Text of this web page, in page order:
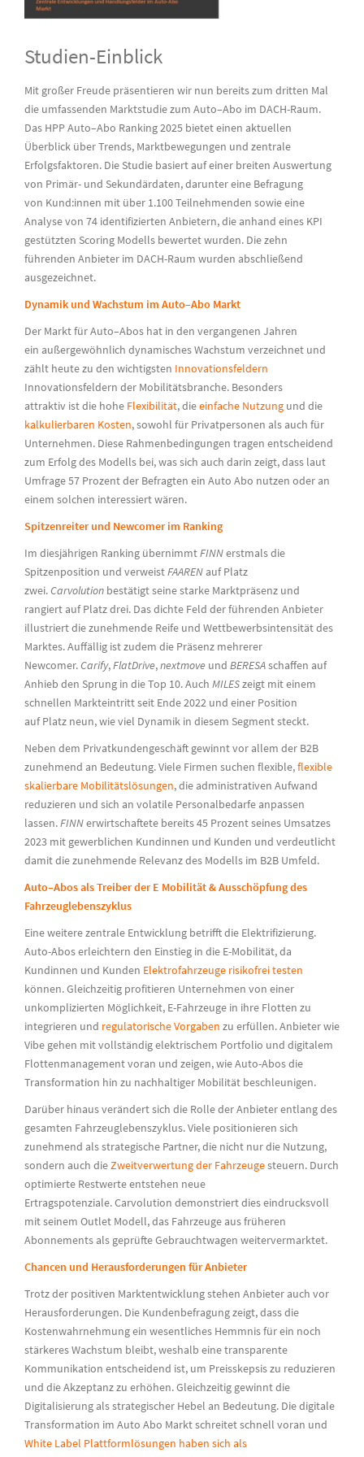
Studien-Einblick
Mit großer Freude präsentieren wir nun bereits zum dritten Mal
die umfassenden Marktstudie zum Auto–Abo im DACH-Raum.
Das HPP Auto–Abo Ranking 2025 bietet einen aktuellen
Überblick über Trends, Marktbewegungen und zentrale
Erfolgsfaktoren. Die Studie basiert auf einer breiten Auswertung
von Primär- und Sekundärdaten, darunter eine Befragung
von Kund:innen mit über 1.100 Teilnehmenden sowie eine
Analyse von 74 identifizierten Anbietern, die anhand eines KPI
gestützten Scoring Modells bewertet wurden. Die zehn
führenden Anbieter im DACH-Raum wurden abschließend
ausgezeichnet.
Dynamik und Wachstum im Auto–Abo Markt
Der Markt für Auto–Abos hat in den vergangenen Jahren
ein außergewöhnlich dynamisches Wachstum verzeichnet und
zählt heute zu den wichtigsten Innovationsfeldern
Innovationsfeldern der Mobilitätsbranche. Besonders
attraktiv istdie hohe Flexibilität, dieeinfache Nutzung und die
kalkulierbaren Kosten, sowohl für Privatpersonen als auch für
Unternehmen. Diese Rahmenbedingungen tragen entscheidend
zum Erfolg des Modells bei, was sich auch darin zeigt, dass laut
Umfrage 57 Prozent der Befragten ein Auto Abo nutzen oder an
einem solchen interessiert wären.
Spitzenreiter und Newcomer im Ranking
Im diesjährigen Ranking übernimmtFINNerstmals die
Spitzenposition und verweistFAARENauf Platz
zwei.Carvolution bestätigt seine starke Marktpräsenz und
rangiert auf Platz drei. Das dichte Feld der führenden Anbieter
illustriert die zunehmende Reife und Wettbewerbsintensität des
Marktes. Auffällig ist zudem die Präsenz mehrerer
Newcomer.Carify,FlatDrive,nextmove und BERESAschaffen auf
Anhieb den Sprung in die Top 10. Auch MILESzeigt mit einem
schnellen Markteintritt seit Ende 2022 und einer Position
auf Platz neun, wie viel Dynamik in diesem Segment steckt.
Neben dem Privatkundengeschäft gewinnt vor allem der B2B
zunehmend an Bedeutung. Viele Firmen suchen flexible,flexible
skalierbare Mobilitätslösungen, die administrativen Aufwand
reduzieren und sich an volatile Personalbedarfe anpassen
lassen.FINNerwirtschaftete bereits 45 Prozent seines Umsatzes
2023 mit gewerblichen Kundinnen und Kunden und verdeutlicht
damit die zunehmende Relevanz des Modells im B2B Umfeld.
Auto–Abos als Treiber der E Mobilität& Ausschöpfungdes
Fahrzeuglebenszyklus
Eine weitere zentrale Entwicklung betrifft die Elektrifizierung.
Auto-Abos erleichtern den Einstieg in die E-Mobilität, da
Kundinnen und Kunden Elektrofahrzeuge risikofrei testen
können. Gleichzeitig profitieren Unternehmen von einer
unkomplizierten Möglichkeit, E-Fahrzeuge in ihre Flotten zu
integrieren und regulatorische Vorgaben zu erfüllen. Anbieter wie
Vibe gehen mit vollständig elektrischem Portfolio und digitalem
Flottenmanagement voran und zeigen, wie Auto-Abos die
Transformation hin zu nachhaltiger Mobilität beschleunigen.
Darüber hinaus verändert sich die Rolle der Anbieter entlang des
gesamten Fahrzeuglebenszyklus. Viele positionieren sich
zunehmend als strategische Partner, die nicht nur die Nutzung,
sondern auch dieZweitverwertung der Fahrzeugesteuern. Durch
optimierte Restwerte entstehen neue
Ertragspotenziale. Carvolution demonstriert dies eindrucksvoll
mit seinem Outlet Modell, das Fahrzeuge aus früheren
Abonnements als geprüfte Gebrauchtwagen weitervermarktet.
Chancen und Herausforderungen für Anbieter
Trotz der positiven Marktentwicklung stehen Anbieter auch vor
Herausforderungen. Die Kundenbefragung zeigt, dass die
Kostenwahrnehmung ein wesentliches Hemmnis für ein noch
stärkeres Wachstum bleibt, weshalb eine transparente
Kommunikation entscheidend ist, um Preisskepsis zu reduzieren
und die Akzeptanz zu erhöhen. Gleichzeitig gewinnt die
Digitalisierung als strategischer Hebel an Bedeutung. Die digitale
Transformation im Auto Abo Markt schreitet schnell voran und
White Label Plattformlösungen haben sich als